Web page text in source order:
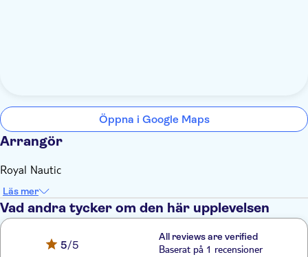
Öppna i Google Maps
Arrangör
Royal Nautic
Läs mer
Vad andra tycker om den här upplevelsen
5/5
All reviews are verified
Baserat på 1 recensioner